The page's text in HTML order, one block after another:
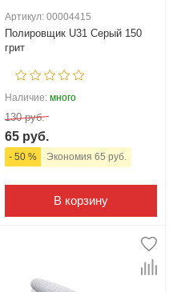
Артикул: 00004415
Полировщик U31 Серый 150
грит
Наличие: много
130 руб.
65 руб.
- 50 % Экономия 65 руб.
В корзину